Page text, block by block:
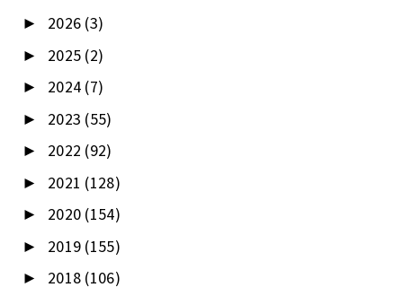
► 2026 (3)
► 2025 (2)
► 2024 (7)
► 2023 (55)
► 2022 (92)
► 2021 (128)
► 2020 (154)
► 2019 (155)
► 2018 (106)